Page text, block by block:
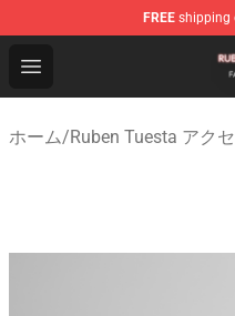
FREE shipping
Open menu
Ruben Tuesta Shop -
ホーム/Ruben Tuesta アク